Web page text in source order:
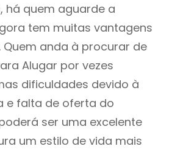
há quem aguarde a
tem muitas vantagens
Quem anda à procurar de
Alugar por vezes
dificuldades devido à
e falta de oferta do
ser uma excelente
um estilo de vida mais